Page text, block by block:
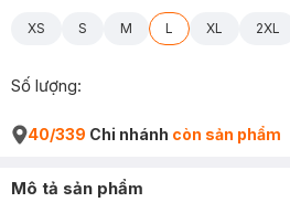
XS S M L XL 2XL
Số lượng:
40/339 Chi nhánh còn sản phẩm
Mô tả sản phẩm